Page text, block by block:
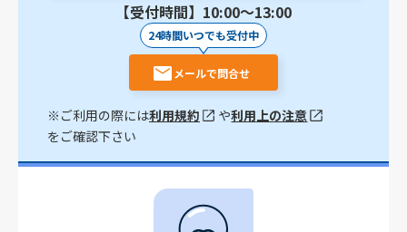
【受付時間】10:00〜13:00
24時間いつでも受付中
メールで問合せ
※ご利用の際には利用規約 や利用上の注意
をご確認下さい